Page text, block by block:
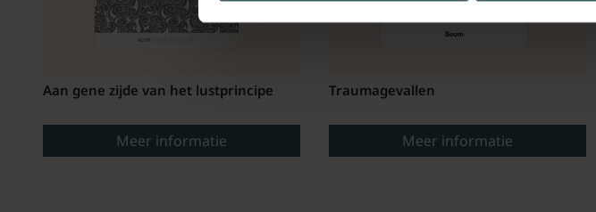
Aan gene zijde van het lustprincipe
Meer informatie
Traumagevallen
Meer informatie